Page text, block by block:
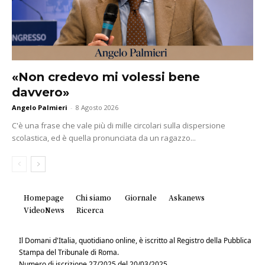
«Non credevo mi volessi bene
davvero»
Angelo Palmieri - 8 Agosto 2026
C'è una frase che vale più di mille circolari sulla dispersione
scolastica, ed è quella pronunciata da un ragazzo...
Homepage Chi siamo Giornale
Askanews
VideoNews
Ricerca
Il Domani d'Italia, quotidiano online, è iscritto al Registro della Pubblica
Stampa del Tribunale di Roma.